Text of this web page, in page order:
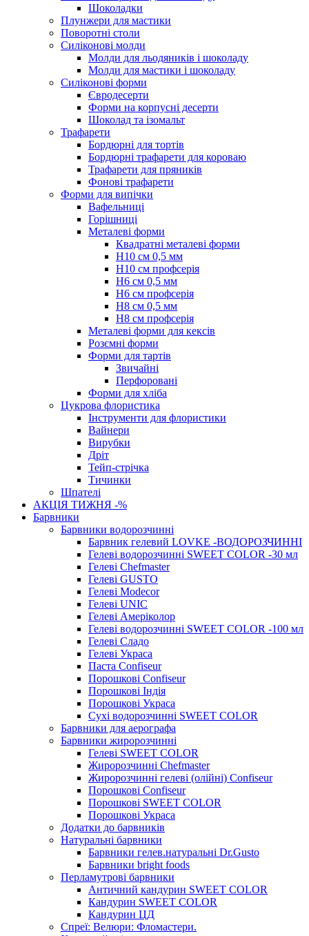
Шоколадки
Плунжери для мастики
Поворотні столи
Силіконові молди
Молди для льодяників і шоколаду
Молди для мастики і шоколаду
Силіконові форми
Євродесерти
Форми на корпусні десерти
Шоколад та ізомальт
Трафарети
Бордюрні для тортів
Бордюрні трафарети для короваю
Трафарети для пряників
Фонові трафарети
Форми для випічки
Вафельниці
Горішниці
Металеві форми
Квадратні металеві форми
Н10 см 0,5 мм
Н10 см профсерія
Н6 см 0,5 мм
Н6 см профсерія
Н8 см 0,5 мм
Н8 см профсерія
Металеві форми для кексів
Розємні форми
Форми для тартів
Звичайні
Перфоровані
Форми для хліба
Цукрова флористика
Інструменти для флористики
Вайнери
Вирубки
Дріт
Тейп-стрічка
Тичинки
Шпателі
АКЦІЯ ТИЖНЯ -%
Барвники
Барвники водорозчинні
Барвник гелевий LOVKE -ВОДОРОЗЧИННІ
Гелеві водорозчинні SWEET COLOR -30 мл
Гелеві Chefmaster
Гелеві GUSTO
Гелеві Modecor
Гелеві UNIC
Гелеві Амеріколор
Гелеві водорозчинні SWEET COLOR -100 мл
Гелеві Сладо
Гелеві Украса
Паста Confiseur
Порошкові Confiseur
Порошкові Індія
Порошкові Украса
Сухі водорозчинні SWEET COLOR
Барвники для аерографа
Барвники жиророзчинні
Гелеві SWEET COLOR
Жиророзчинні Chefmaster
Жиророзчинні гелеві (олійні) Confiseur
Порошкові Confiseur
Порошкові SWEET COLOR
Порошкові Украса
Додатки до барвників
Натуральні барвники
Барвники гелев.натуральні Dr.Gusto
Барвники bright foods
Перламутрові барвники
Античний кандурин SWEET COLOR
Кандурин SWEET COLOR
Кандурин ЦД
Спреї: Велюри: Фломастери.